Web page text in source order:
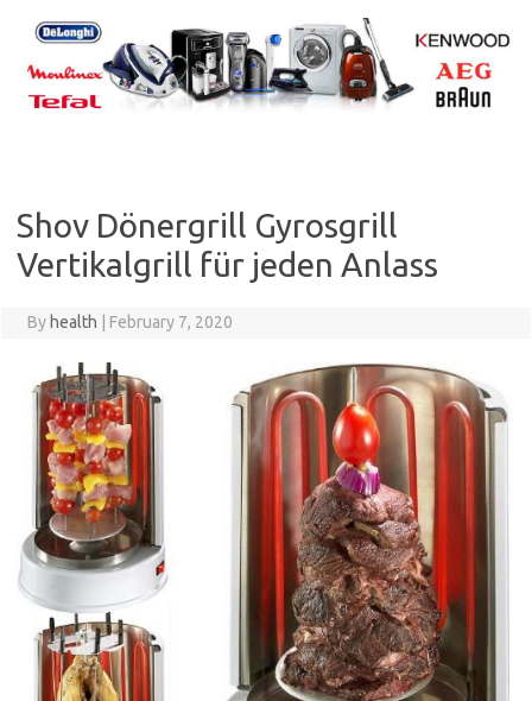
content
Shov Dönergrill Gyrosgrill
Vertikalgrill für jeden Anlass
By health February 7, 2020